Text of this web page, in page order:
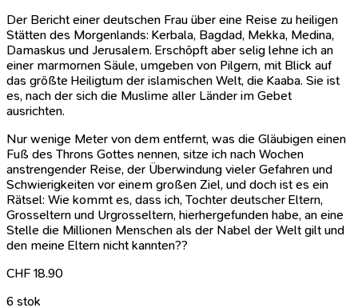
Der Bericht einer deutschen Frau über eine Reise zu heiligen
Stätten des Morgenlands: Kerbala, Bagdad, Mekka, Medina,
Damaskus und Jerusalem. Erschöpft aber selig lehne ich an
einer marmornen Säule, umgeben von Pilgern, mit Blick auf
das größte Heiligtum der islamischen Welt, die Kaaba. Sie ist
es, nach der sich die Muslime aller Länder im Gebet
ausrichten.
Nur wenige Meter von dem entfernt, was die Gläubigen einen
Fuß des Throns Gottes nennen, sitze ich nach Wochen
anstrengender Reise, der Überwindung vieler Gefahren und
Schwierigkeiten vor einem großen Ziel, und doch ist es ein
Rätsel: Wie kommt es, dass ich, Tochter deutscher Eltern,
Grosseltern und Urgrosseltern, hierhergefunden habe, an eine
Stelle die Millionen Menschen als der Nabel der Welt gilt und
den meine Eltern nicht kannten??
CHF 18.90
6 stok